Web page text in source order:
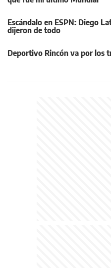
Escándalo en ESPN: Diego
dijeron de todo
Deportivo Rincón va por los